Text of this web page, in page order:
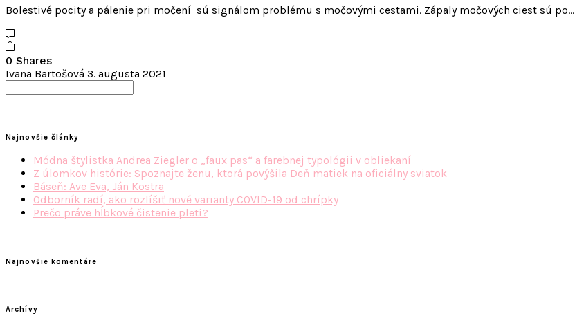
Bolestivé pocity a pálenie pri močení sú signálom problému s močovými cestami. Zápaly močových ciest sú po…
0 Shares
Ivana Bartošová 3. augusta 2021
Najnovšie články
Módna štylistka Andrea Ziegler o „faux pas“ a farebnej typológii v obliekaní
Z úlomkov histórie: Spoznajte ženu, ktorá povýšila Deň matiek na oficiálny sviatok
Báseň: Ave Eva, Ján Kostra
Odborník radí, ako rozlíšiť nové varianty COVID-19 od chrípky
Prečo práve hĺbkové čistenie pleti?
Najnovšie komentáre
Archívy